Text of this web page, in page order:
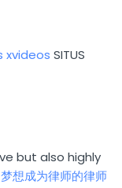
xvideos SITUS
but also highly
梦想成为律师的律师